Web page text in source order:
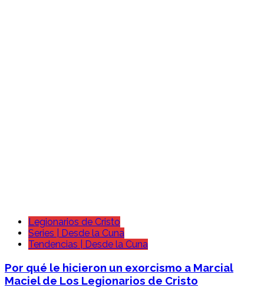
Legionarios de Cristo
Series | Desde la Cuna
Tendencias | Desde la Cuna
Por qué le hicieron un exorcismo a Marcial
Maciel de Los Legionarios de Cristo